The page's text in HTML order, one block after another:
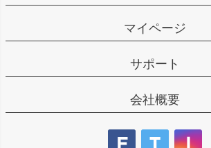
マイページ
サポート
会社概要